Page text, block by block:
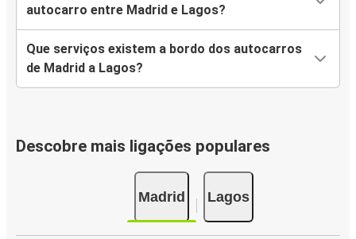
autocarro entre Madrid e Lagos?
Que serviços existem a bordo dos autocarros
de Madrid a Lagos?
Descobre mais ligações populares
Madrid Lagos